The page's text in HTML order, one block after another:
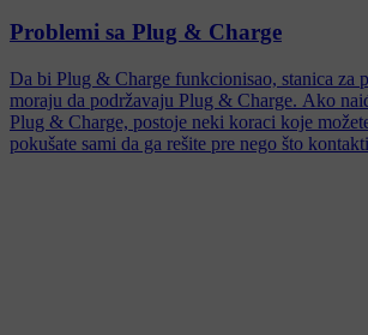
Problemi sa Plug & Charge
Da bi Plug & Charge funkcionisao, stanica za
moraju da podržavaju Plug & Charge. Ako
Plug & Charge, postoje neki koraci koje
pokušate sami da ga rešite pre nego što